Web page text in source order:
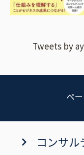
Tweets by
ペ
コンサル